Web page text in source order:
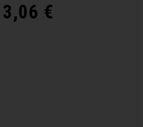
3,06 €